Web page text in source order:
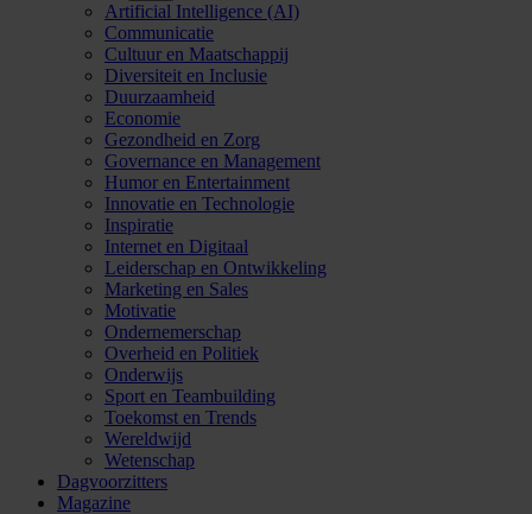
Artificial Intelligence (AI)
Communicatie
Cultuur en Maatschappij
Diversiteit en Inclusie
Duurzaamheid
Economie
Gezondheid en Zorg
Governance en Management
Humor en Entertainment
Innovatie en Technologie
Inspiratie
Internet en Digitaal
Leiderschap en Ontwikkeling
Marketing en Sales
Motivatie
Ondernemerschap
Overheid en Politiek
Onderwijs
Sport en Teambuilding
Toekomst en Trends
Wereldwijd
Wetenschap
Dagvoorzitters
Magazine